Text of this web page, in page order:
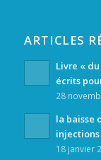
ARTICLES
Livre «
écrits
28
la baisse
18 janvier